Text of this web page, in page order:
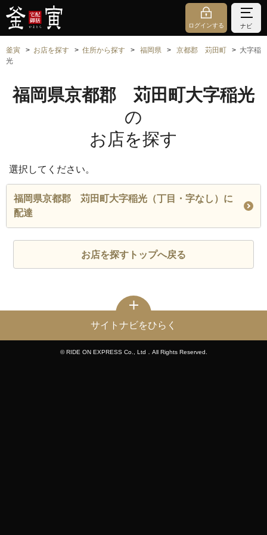
ログインする ナビ
釜寅 お店を探す 住所から探す 福岡県 京都郡 苅田町
大字稲
光
福岡県京都郡 苅田町大字稲光
の
お店を探す
選択してください。
福岡県京都郡 苅田町大字稲光（丁目・字なし）に
配達
お店を探すトップへ戻る
サイトナビをひらく
© RIDE ON EXPRESS Co., Ltd．All Rights Reserved.